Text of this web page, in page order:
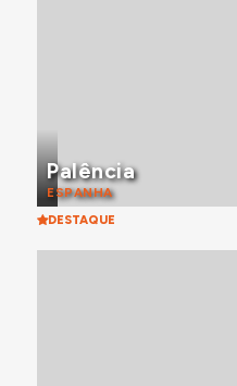
Palência
ESPANHA
DESTAQUE